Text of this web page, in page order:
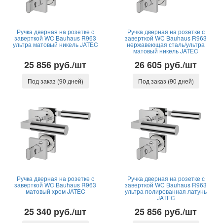
Ручка дверная на розетке с
заверткой WC Bauhaus R963
ультра матовый никель JATEC
25 856 руб./шт
Под заказ (90 дней)
Ручка дверная на розетке с
заверткой WC Bauhaus R963
нержавеющая сталь/ультра
матовый никель JATEC
26 605 руб./шт
Под заказ (90 дней)
Ручка дверная на розетке с
заверткой WC Bauhaus R963
матовый хром JATEC
25 340 руб./шт
Ручка дверная на розетке с
заверткой WC Bauhaus R963
ультра полированная латунь
JATEC
25 856 руб./шт